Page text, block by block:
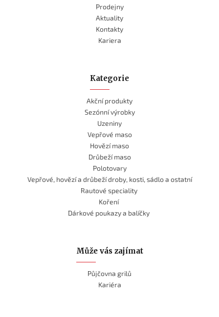
Prodejny
Aktuality
Kontakty
Kariera
Kategorie
Akční produkty
Sezónní výrobky
Uzeniny
Vepřové maso
Hovězí maso
Drůbeží maso
Polotovary
Vepřové, hovězí a drůbeží droby, kosti, sádlo a ostatní
Rautové speciality
Koření
Dárkové poukazy a balíčky
Může vás zajímat
Půjčovna grilů
Kariéra